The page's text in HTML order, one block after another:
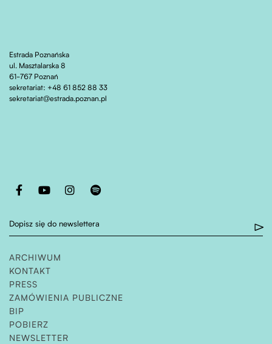
Estrada Poznańska
ul. Masztalarska 8
61-767 Poznań
sekretariat: +48 61 852 88 33
sekretariat@estrada.poznan.pl
Otwiera stronę w nowej karcie
Otwiera stronę w nowej karcie
Otwiera stronę w nowej karcie
Otwiera stronę w nowej karcie
Dopisz się do newslettera
ARCHIWUM
KONTAKT
PRESS
ZAMÓWIENIA PUBLICZNE
BIP
POBIERZ
NEWSLETTER